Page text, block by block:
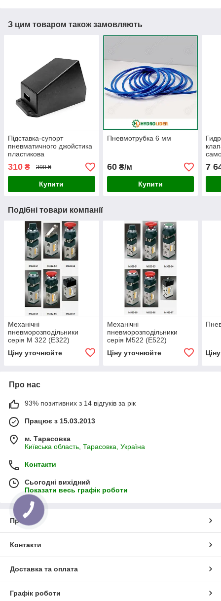
З цим товаром також замовляють
Підставка-супорт
пневматичного джойстика
пластикова
310 ₴ 390 ₴
Купити
Пневмотрубка 6 мм
60₴/м
Купити
7
Подібні товари компанії
Механічні
пневморозподільники
серія М 322 (E322)
Ціну уточнюйте
Механічні
пневморозподільники
серія М522 (Е522)
Ціну уточнюйте
Про нас
93% позитивних з 14 відгуків за рік
Працює з 15.03.2013
м. Тарасовка
Київська область, Тарасовка, Україна
Контакти
Сьогодні вихідний
Показати весь графік роботи
Про нас
Контакти
Доставка та оплата
Графік роботи